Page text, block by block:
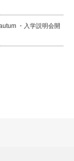
・入学説明会開